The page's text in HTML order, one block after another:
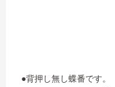
●背押し無し蝶番です。